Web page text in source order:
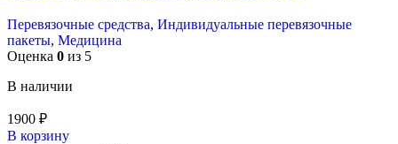
Перевязочные средства, Индивидуальные перевязочные
пакеты, Медицина
Оценка 0 из 5
В наличии
1900 ₽
В корзину